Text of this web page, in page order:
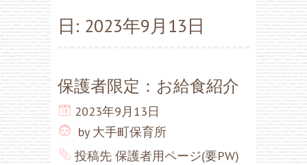
日: 2023年9月13日
保護者限定：お給食紹介
2023年9月13日
by 大手町保育所
投稿先 保護者用ページ(要PW)